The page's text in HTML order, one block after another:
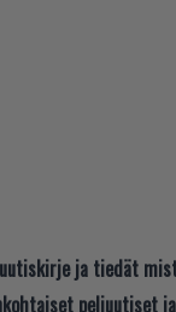
ja tiedät
peliuutiset